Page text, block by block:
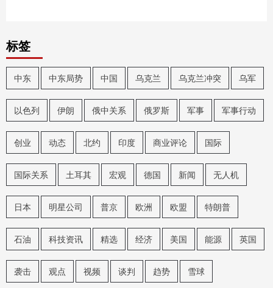
标签
中东 中东局势 中国 乌克兰 乌克兰冲突 乌军
以色列 伊朗 俄中关系 俄罗斯 军事 军事行动
创业 动态 北约 印度 商业评论 国际
国际关系 土耳其 宏观 德国 新闻 无人机
日本 明星公司 普京 欧洲 欧盟 特朗普
石油 科技资讯 精选 经济 美国 能源 英国
袭击 观点 视频 谈判 趋势 雪球